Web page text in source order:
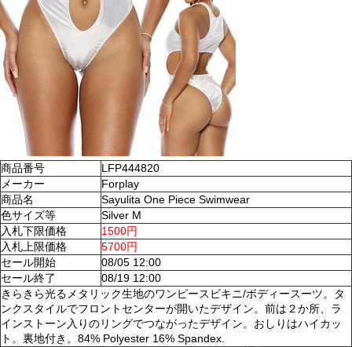
商品番号
LFP444820
メーカー
Forplay
商品名
Sayulita One Piece Swimwear
色サイズ等
Silver M
入札下限価格
1500円
入札上限価格
5700円
セール開始
08/05 12:00
セール終了
08/19 12:00
きらきら光るメタリック生地のワンピースビキニ/ボディースーツ。タ
ンクスタイルでフロントセンターが開いたデザイン。前は２か所、ラ
インストーン入りのリングでつながったデザイン。おしりはハイカッ
ト。裏地付き。84% Polyester 16% Spandex.